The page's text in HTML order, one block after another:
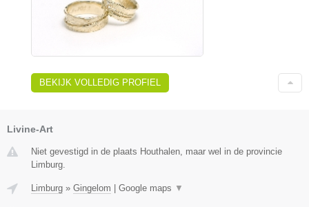
BEKIJK VOLLEDIG PROFIEL
Livine-Art
Niet gevestigd in de plaats Houthalen, maar wel in de provincie
Limburg.
Limburg » Gingelom | Google maps ▼